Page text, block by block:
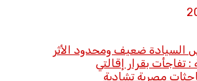
السيادة ضعيف ومحدود الأثر
: تفاجأت بقرار إقالتي
مصرية تشادية